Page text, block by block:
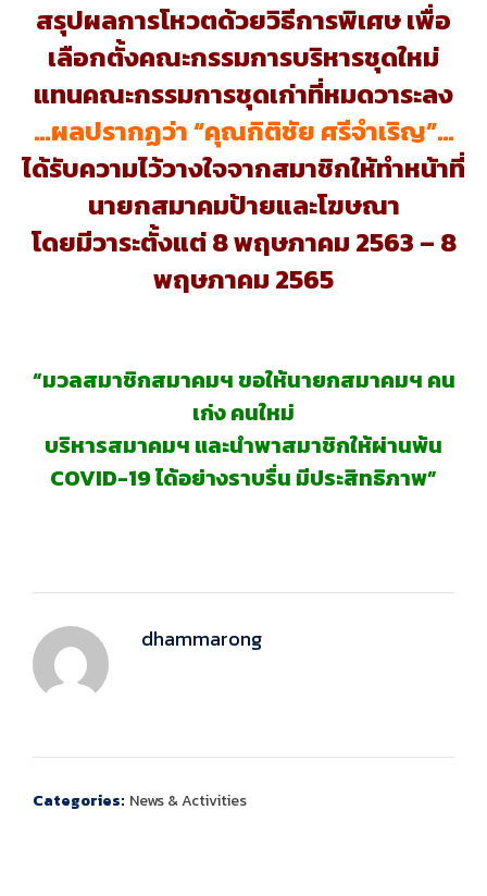
สรุปผลการโหวตด้วยวิธีการพิเศษ เพื่อ
เลือกตั้งคณะกรรมการบริหารชุดใหม่
แทนคณะกรรมการชุดเก่าที่หมดวาระลง
…ผลปรากฏว่า “คุณกิติชัย ศรีจำเริญ”…
ได้รับความไว้วางใจจากสมาชิกให้ทำหน้าที่
นายกสมาคมป้ายและโฆษณา
โดยมีวาระตั้งแต่ 8 พฤษภาคม 2563 – 8
พฤษภาคม 2565
“มวลสมาชิกสมาคมฯ ขอให้นายกสมาคมฯ คน
เก่ง คนใหม่
บริหารสมาคมฯ และนำพาสมาชิกให้ผ่านพ้น
COVID-19 ได้อย่างราบรื่น มีประสิทธิภาพ”
dhammarong
Categories: News & Activities